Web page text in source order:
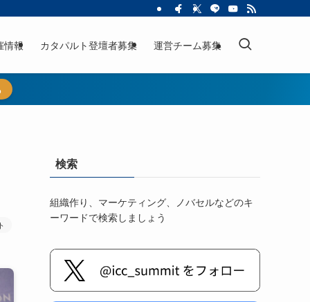
情報 カタパルト登壇者募集 運営チーム募集
検索
組織作り、マーケティング、ノバセルなどのキ
ーワードで検索しましょう